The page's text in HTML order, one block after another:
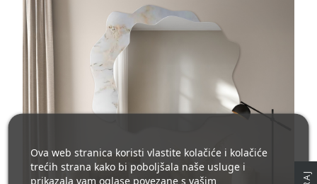
Ova web stranica koristi vlastite kolačiće i kolačiće
trećih strana kako bi poboljšala naše usluge i
prikazala vam oglase povezane s vašim